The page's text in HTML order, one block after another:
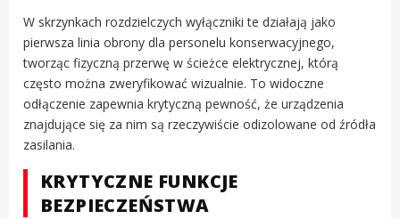
W skrzynkach rozdzielczych wyłączniki te działają jako
pierwsza linia obrony dla personelu konserwacyjnego,
tworząc fizyczną przerwę w ścieżce elektrycznej, którą
często można zweryfikować wizualnie. To widoczne
odłączenie zapewnia krytyczną pewność, że urządzenia
znajdujące się za nim są rzeczywiście odizolowane od źródła
zasilania.
KRYTYCZNE FUNKCJE
BEZPIECZEŃSTWA